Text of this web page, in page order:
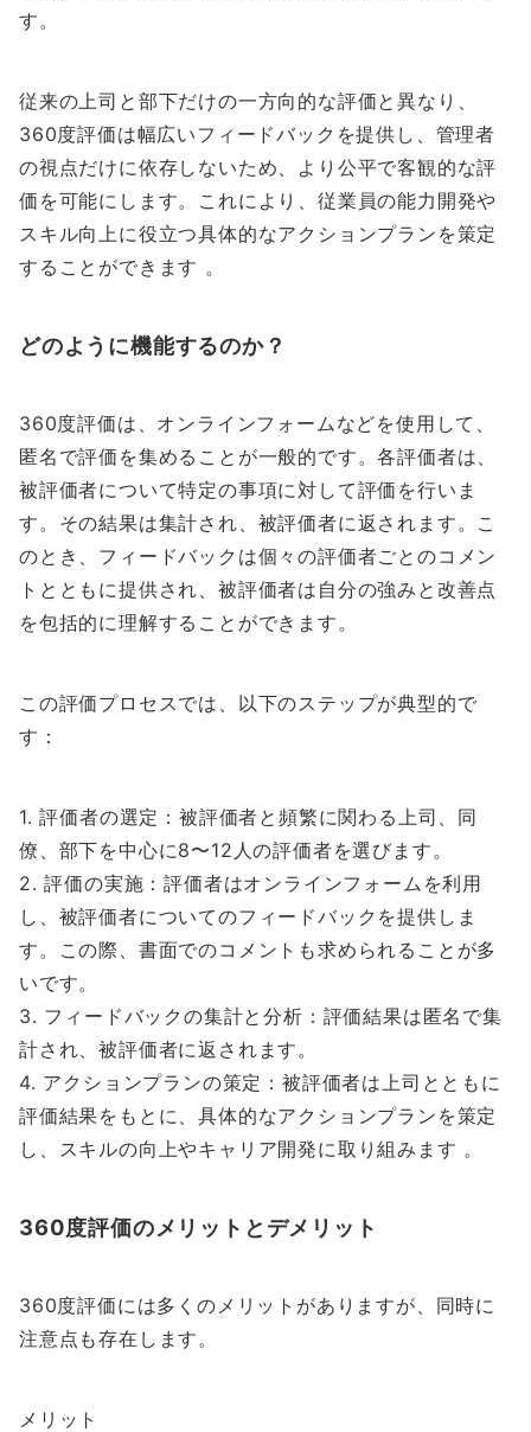
す。
従来の上司と部下だけの一方向的な評価と異なり、
360度評価は幅広いフィードバックを提供し、管理者
の視点だけに依存しないため、より公平で客観的な評
価を可能にします。これにより、従業員の能力開発や
スキル向上に役立つ具体的なアクションプランを策定
することができます 。
どのように機能するのか？
360度評価は、オンラインフォームなどを使用して、
匿名で評価を集めることが一般的です。各評価者は、
被評価者について特定の事項に対して評価を行いま
す。その結果は集計され、被評価者に返されます。こ
のとき、フィードバックは個々の評価者ごとのコメン
トとともに提供され、被評価者は自分の強みと改善点
を包括的に理解することができます。
この評価プロセスでは、以下のステップが典型的で
す：
1. 評価者の選定：被評価者と頻繁に関わる上司、同
僚、部下を中心に8〜12人の評価者を選びます。
2. 評価の実施：評価者はオンラインフォームを利用
し、被評価者についてのフィードバックを提供しま
す。この際、書面でのコメントも求められることが多
いです。
3. フィードバックの集計と分析：評価結果は匿名で集
計され、被評価者に返されます。
4. アクションプランの策定：被評価者は上司とともに
評価結果をもとに、具体的なアクションプランを策定
し、スキルの向上やキャリア開発に取り組みます 。
360度評価のメリットとデメリット
360度評価には多くのメリットがありますが、同時に
注意点も存在します。
メリット